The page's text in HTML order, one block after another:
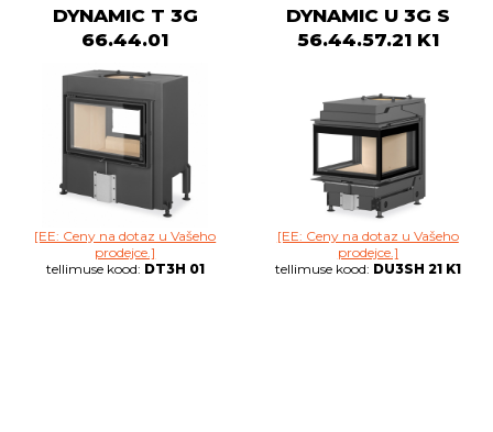
DYNAMIC T 3G
66.44.01
[EE: Ceny na dotaz u Vašeho
prodejce.]
tellimuse kood: DT3H 01
DYNAMIC U 3G S
56.44.57.21 K1
[EE: Ceny na dotaz u Vašeho
prodejce.]
tellimuse kood: DU3SH 21 K1